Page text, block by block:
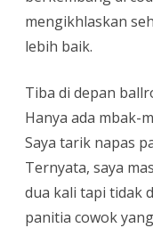
mengikhlaskan
lebih baik.
Tiba di depan
Hanya ada mbak-
Saya tarik napas
Ternyata, saya
dua kali tapi tidak
panitia cowok